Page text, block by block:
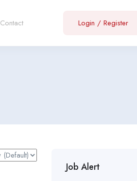
Contact Login / Register
Job Alert